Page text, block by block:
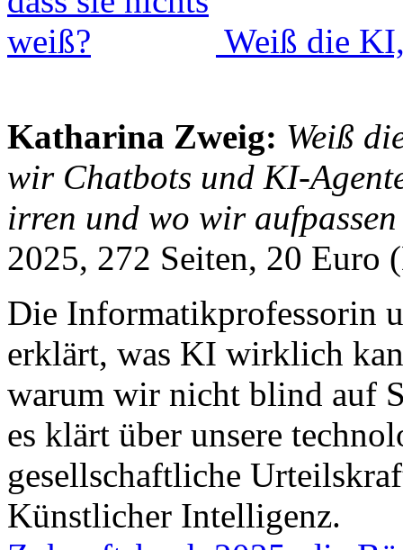
Weiß die
Katharina Zweig: Weiß
wir Chatbots und KI-
irren und wo wir
2025, 272 Seiten, 20
Die Informatikprofessorin
erklärt, was KI wirklich
warum wir nicht blind auf
es klärt über unsere
gesellschaftliche
Künstlicher Intelligenz.